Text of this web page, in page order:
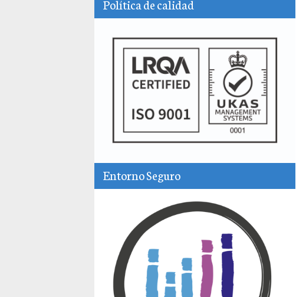
Política de calidad
Entorno Seguro